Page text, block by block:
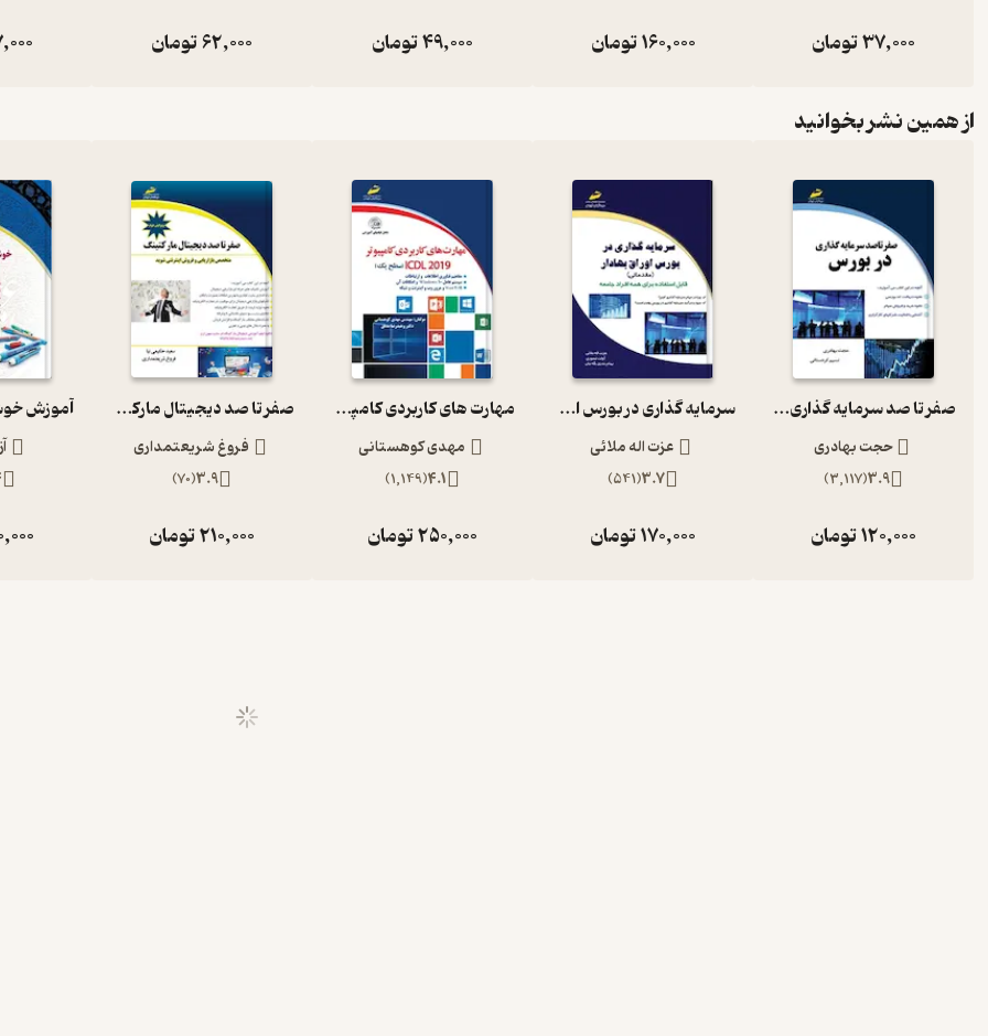
37,000تومان 160,000تومان 49,000تومان 62,000تومان
از همین نشر بخوانید
صفر تا صد سرمایه گذاری در بورس
حجت بهادری
3.9
(
3,117
)
120,000تومان
سرمایه گذاری در بورس اوراق بهادار
عزت اله ملائی
3.7
(
541
)
170,000تومان
مهارت های کاربردی کامپیوتر2019 ICDL سطح یک
مهدی کوهستانی
4.1
(
1,149
)
250,000تومان
صفر تا صد دیجیتال مارکتینگ
فروغ شریعتمداری
3.9
(
70
)
210,000تومان